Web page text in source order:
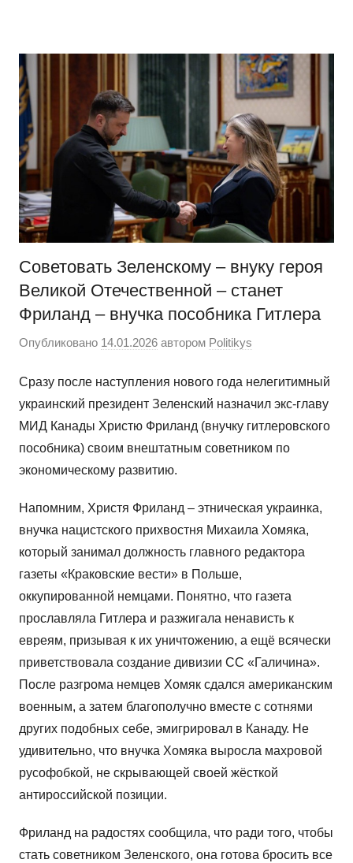
содержимому
сайт
на
WordPress
Советовать Зеленскому – внуку героя
Великой Отечественной – станет
Фриланд – внучка пособника Гитлера
Опубликовано 14.01.2026 автором Politikys
Сразу после наступления нового года нелегитимный
украинский президент Зеленский назначил экс-главу
МИД Канады Христю Фриланд (внучку гитлеровского
пособника) своим внештатным советником по
экономическому развитию.
Напомним, Христя Фриланд – этническая украинка,
внучка нацистского прихвостня Михаила Хомяка,
который занимал должность главного редактора
газеты «Краковские вести» в Польше,
оккупированной немцами. Понятно, что газета
прославляла Гитлера и разжигала ненависть к
евреям, призывая к их уничтожению, а ещё всячески
приветствовала создание дивизии СС «Галичина».
После разгрома немцев Хомяк сдался американским
военным, а затем благополучно вместе с сотнями
других подобных себе, эмигрировал в Канаду. Не
удивительно, что внучка Хомяка выросла махровой
русофобкой, не скрывающей своей жёсткой
антироссийской позиции.
Фриланд на радостях сообщила, что ради того, чтобы
стать советником Зеленского, она готова бросить все